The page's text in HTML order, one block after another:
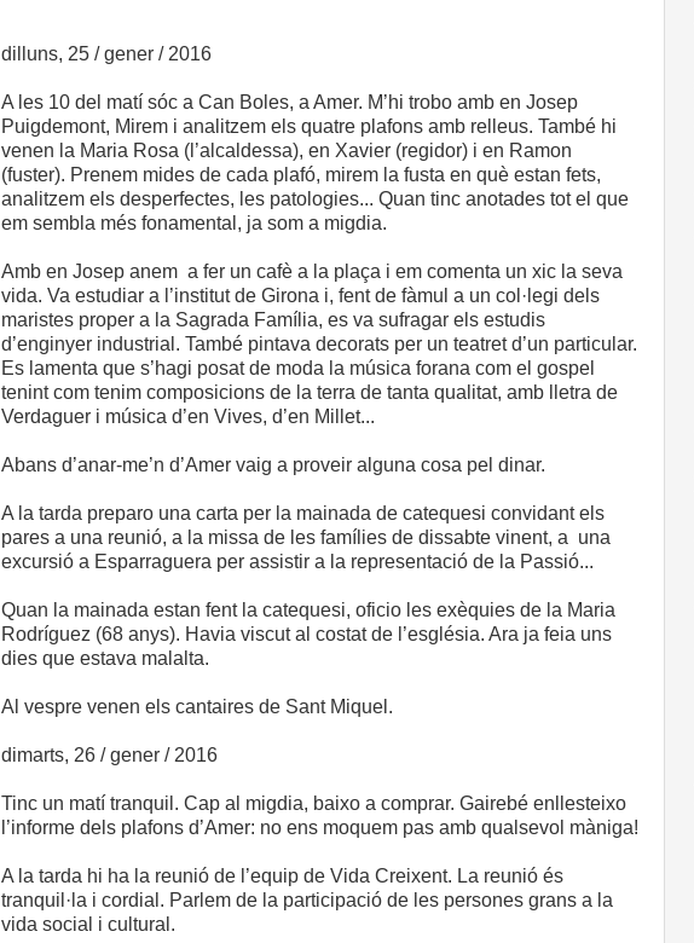
dilluns, 25 / gener / 2016
A les 10 del matí sóc a Can Boles, a Amer. M’hi trobo amb en Josep
Puigdemont, Mirem i analitzem els quatre plafons amb relleus. També hi
venen la Maria Rosa (l’alcaldessa), en Xavier (regidor) i en Ramon
(fuster). Prenem mides de cada plafó, mirem la fusta en què estan fets,
analitzem els desperfectes, les patologies... Quan tinc anotades tot el que
em sembla més fonamental, ja som a migdia.
Amb en Josep anem a fer un cafè a la plaça i em comenta un xic la seva
vida. Va estudiar a l’institut de Girona i, fent de fàmul a un col·legi dels
maristes proper a la Sagrada Família, es va sufragar els estudis
d’enginyer industrial. També pintava decorats per un teatret d’un particular.
Es lamenta que s’hagi posat de moda la música forana com el gospel
tenint com tenim composicions de la terra de tanta qualitat, amb lletra de
Verdaguer i música d’en Vives, d’en Millet...
Abans d’anar-me’n d’Amer vaig a proveir alguna cosa pel dinar.
A la tarda preparo una carta per la mainada de catequesi convidant els
pares a una reunió, a la missa de les famílies de dissabte vinent, a una
excursió a Esparraguera per assistir a la representació de la Passió...
Quan la mainada estan fent la catequesi, oficio les exèquies de la Maria
Rodríguez (68 anys). Havia viscut al costat de l’església. Ara ja feia uns
dies que estava malalta.
Al vespre venen els cantaires de Sant Miquel.
dimarts, 26 / gener / 2016
Tinc un matí tranquil. Cap al migdia, baixo a comprar. Gairebé enllesteixo
l’informe dels plafons d’Amer: no ens moquem pas amb qualsevol màniga!
A la tarda hi ha la reunió de l’equip de Vida Creixent. La reunió és
tranquil·la i cordial. Parlem de la participació de les persones grans a la
vida social i cultural.